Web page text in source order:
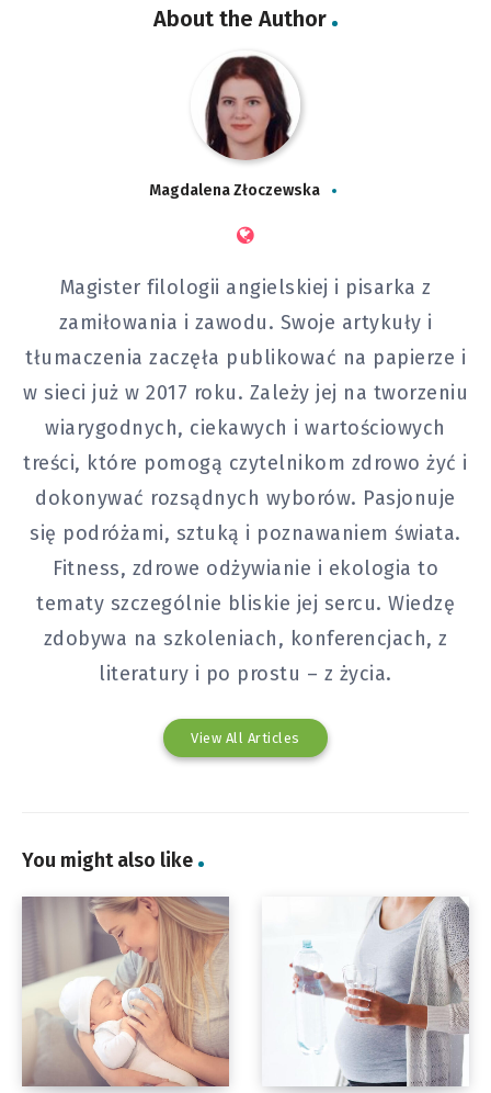
About the Author
Magdalena Złoczewska
Magister filologii angielskiej i pisarka z
zamiłowania i zawodu. Swoje artykuły i
tłumaczenia zaczęła publikować na papierze i
w sieci już w 2017 roku. Zależy jej na tworzeniu
wiarygodnych, ciekawych i wartościowych
treści, które pomogą czytelnikom zdrowo żyć i
dokonywać rozsądnych wyborów. Pasjonuje
się podróżami, sztuką i poznawaniem świata.
Fitness, zdrowe odżywianie i ekologia to
tematy szczególnie bliskie jej sercu. Wiedzę
zdobywa na szkoleniach, konferencjach, z
literatury i po prostu – z życia.
View All Articles
You might also like